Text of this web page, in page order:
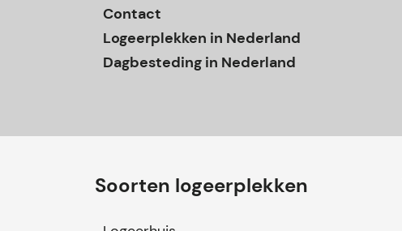
Contact
Logeerplekken in Nederland
Dagbesteding in Nederland
Soorten logeerplekken